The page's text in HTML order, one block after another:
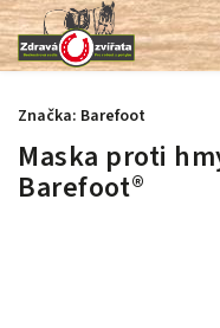
Maska proti
Barefoot®
Značka: Barefoot